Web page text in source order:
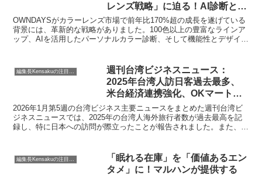
レンズ戦略」に迫る！AI診断と新
作サングラスで、あなたの夏を彩
るアイウェア体験はいかがです
か？
OWNDAYSがカラーレンズ市場で前年比170%超の成長を遂げている
背景には、革新的な戦略がありました。100色以上の豊富なラインア
ップ、AIを活用したパーソナルカラー診断、そして機能性とデザイン
介します。
編集長Kensakuの注目ネタ
週刊台湾ビジネスニュース：
2025年台湾人訪日客過去最多、
米台経済連携強化、OKマート買
収など
2026年1月第5週の台湾ビジネス主要ニュースをまとめた週刊台湾ビ
ジネスニュースでは、2025年の台湾人海外旅行者数が過去最高を記
録し、特に日本への訪問が際立ったことが報告されました。また、米
など、多岐にわたるビジネス動向が注目されます。
「眠れる在庫」を「価値あるエン
タメ」に！マルハンが提供する